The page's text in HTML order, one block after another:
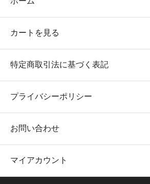
カートを見る
特定商取引法に基づく表記
プライバシーポリシー
お問い合わせ
マイアカウント